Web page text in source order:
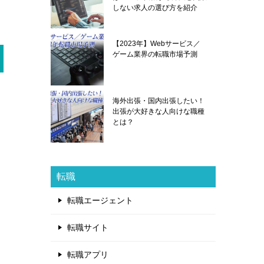
しない求人の選び方を紹介
【2023年】Webサービス／
ゲーム業界の転職市場予測
海外出張・国内出張したい！
出張が大好きな人向けな職種
とは？
転職
転職エージェント
転職サイト
転職アプリ